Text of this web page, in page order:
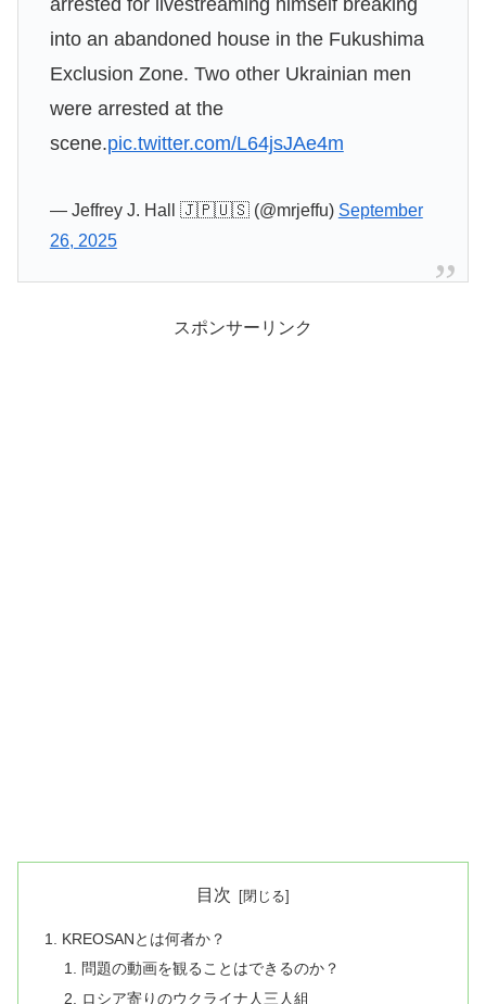
into an abandoned house in the Fukushima
Exclusion Zone. Two other Ukrainian men
were arrested at the
scene.pic.twitter.com/L64jsJAe4m
— Jeffrey J. Hall 🇯🇵🇺🇸 (@mrjeffu) September
26, 2025
スポンサーリンク
目次
KREOSANとは何者か？
問題の動画を観ることはできるのか？
ロシア寄りのウクライナ人三人組